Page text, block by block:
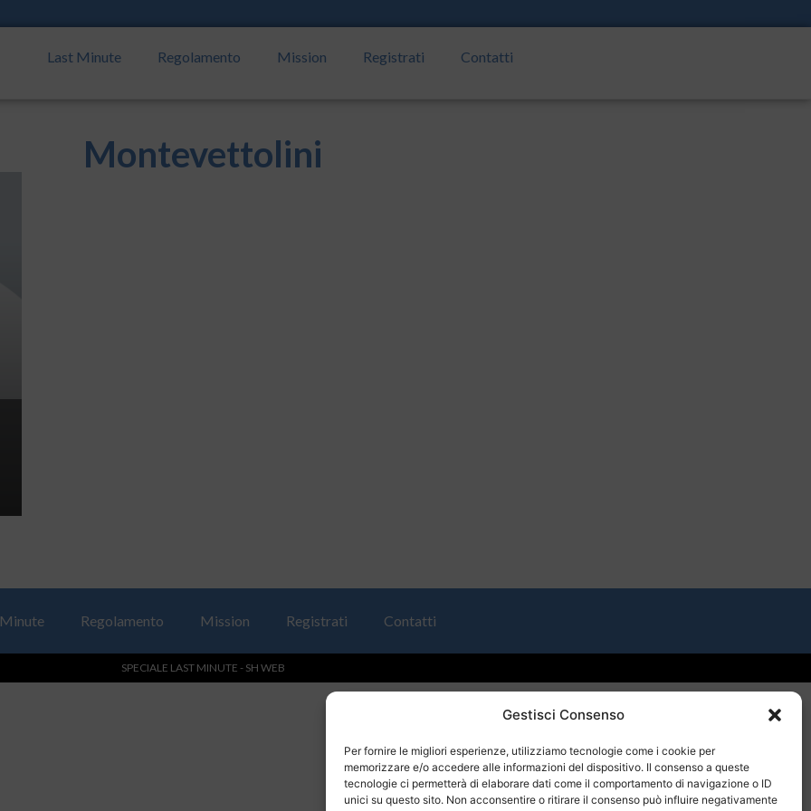
Gestisci Consenso
Per fornire le migliori esperienze, utilizziamo tecnologie come i cookie per
memorizzare e/o accedere alle informazioni del dispositivo. Il consenso a queste
tecnologie ci permetterà di elaborare dati come il comportamento di navigazione o ID
unici su questo sito. Non acconsentire o ritirare il consenso può influire negativamente
Last Minute Regolamento Mission Registrati Contatti
Montevettolini
Regolamento Mission Registrati Contatti
SPECIALE LAST MINUTE - SH WEB